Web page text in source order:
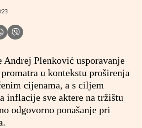
Andrej Plenković usporavanje
u kontekstu proširenja
cijenama, a s ciljem
inflacije sve aktere na tržištu
odgovorno ponašanje pri